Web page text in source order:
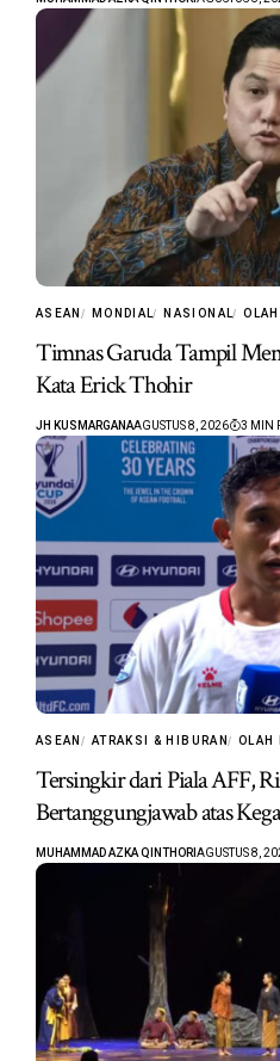
ASEAN MONDIAL NASIONAL
Timnas Garuda Tampil
Kata Erick Thohir
JH KUSMARGANAAGUSTUS 8, 2026 3 MIN
ASEAN ATRAKSI & HIBURAN OLAH
Tersingkir dari Piala AFF,
Bertanggungjawab atas
MUHAMMAD AZKA QINTHORI AGUSTUS 8,